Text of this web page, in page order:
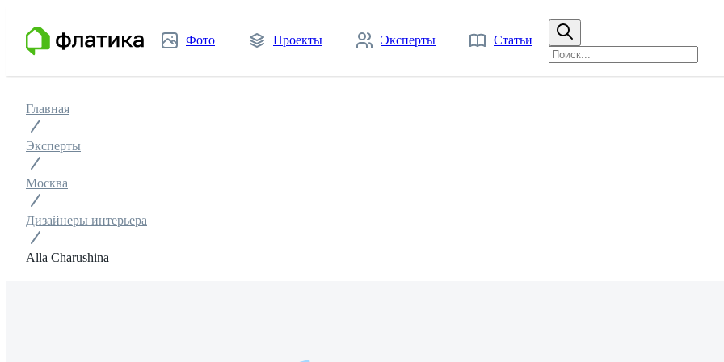
Фото Проекты Эксперты Статьи
Главная
Эксперты
Москва
Дизайнеры интерьера
Alla Charushina